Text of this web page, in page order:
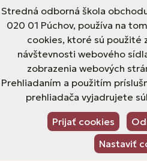
Stredná odborná škola
020 01 Púchov, používa na
cookies, ktoré sú použité
návštevnosti webového
zobrazenia webových
Prehliadaním a použitím
prehliadača vyjadrujete
Prijať cookies
Nastaviť